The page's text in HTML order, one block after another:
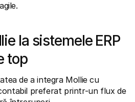
la sistemele ERP
top
de a integra Mollie cu
preferat printr-un flux de